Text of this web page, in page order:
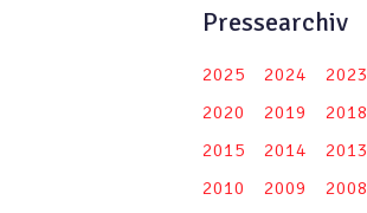
Pressearchiv
2025 2024 2023
2020
2019 2018
2015
2014 2013
2010
2009 2008